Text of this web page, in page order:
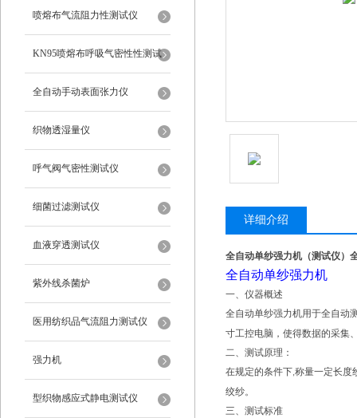
喷熔布气流阻力性测试仪
KN95喷熔布呼吸气密性性测试
仪
全自动手动表面张力仪
织物透湿量仪
呼气阀气密性测试仪
细菌过滤测试仪
血液穿透测试仪
紫外线杀菌炉
医用纺织品气流阻力测试仪
强力机
型织物感应式静电测试仪
详细介绍
全自动单纱强力机（测试仪）
全自动单纱强力机
一、仪器概述
全自动单纱强力机用于全自动
寸工控电脑，使得数据的采集
二、测试原理：
在规定的条件下,称量一定长度
绞纱。
三、测试标准